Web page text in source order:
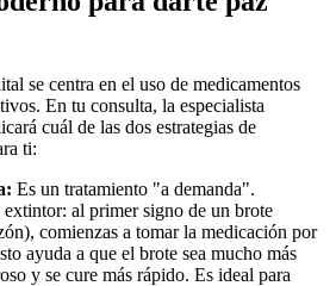
se centra en el uso de medicamentos
En tu consulta, la especialista
cuál de las dos estrategias de
ti:
Es un tratamiento "a demanda".
al primer signo de un brote
comienzas a tomar la medicación por
ayuda a que el brote sea mucho más
y se cure más rápido. Es ideal para